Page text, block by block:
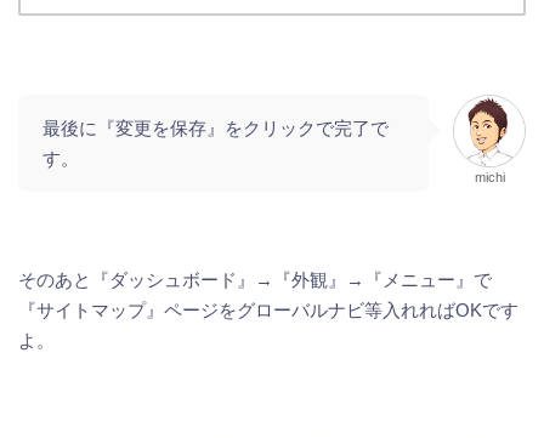
最後に『変更を保存』をクリックで完了で
す。
michi
そのあと『ダッシュボード』→『外観』→『メニュー』で
『サイトマップ』ページをグローバルナビ等入れればOKです
よ。